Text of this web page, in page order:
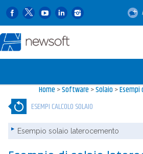
Home>Software>Solaio>Esempi
ESEMPI CALCOLO SOLAIO
Esempio solaio laterocemento